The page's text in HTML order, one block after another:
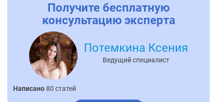
Получите бесплатную
консультацию эксперта
Потемкина Ксения
Ведущий специалист
Написано80 статей